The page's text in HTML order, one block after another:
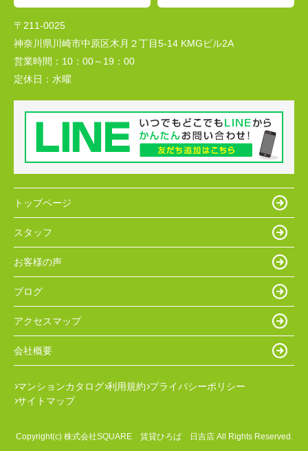
〒211-0025
神奈川県川崎市中原区木月２丁目5-14 KMGビル2A
営業時間： 10：00～19：00
定休日： 水曜
トップページ
スタッフ
お客様の声
ブログ
アクセスマップ
会社概要
マンションカタログ 利用規約 プライバシーポリシー
サイトマップ
Copyright(c) 株式会社SQUARE 賃貸ひろば 日吉店 All Rights Reserved.